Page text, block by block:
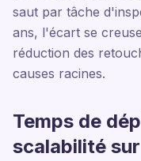
saut par tâche
ans, l'écart se
réduction des
causes racines.
Temps de
scalabilité